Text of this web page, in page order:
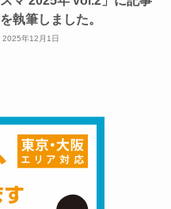
を執筆しました。
2025年12月1日